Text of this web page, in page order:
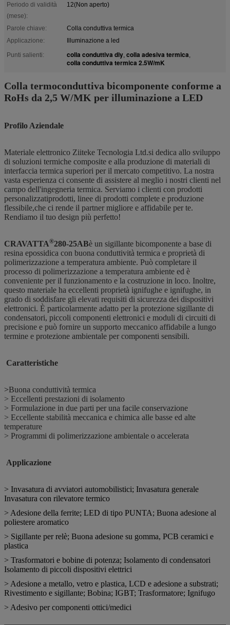
Periodo di validità
(mese):
12(Non aperto)
Parole chiave:
Colla conduttiva termica
Applicazione:
Illuminazione a led
Punti salienti:
colla conduttiva diy, colla adesiva termica,
colla conduttiva termica 2.5W/mK
Colla termoconduttiva bicomponente conforme a
RoHs da 2,5 W/MK per illuminazione a LED
Profilo Aziendale
Materiale elettronico Ziiteke Tecnologia Ltd.si dedica allo sviluppo
di soluzioni termiche composite e alla produzione di materiali di
interfaccia termica superiori per il mercato competitivo. La nostra
vasta esperienza ci consente di assistere al meglio i nostri clienti nel
campo dell'ingegneria termica. Serviamo i clienti con prodotti
personalizzatiprodotti, linee di prodotti complete e produzione
flessibile,che ci rende il partner migliore e affidabile per te.
Rendiamo il tuo design più perfetto!
CRAVATTA®280-25ABè un sigillante bicomponente a base di
resina epossidica con buona conduttività termica e proprietà di
polimerizzazione a temperatura ambiente. Può completare il
processo di polimerizzazione a temperatura ambiente ed è
conveniente per il funzionamento e la costruzione in loco. Inoltre,
questo materiale ha eccellenti proprietà ignifughe e ignifughe, in
grado di soddisfare gli elevati requisiti di sicurezza dei dispositivi
elettronici. È particolarmente adatto per la protezione sigillante di
condensatori, piccoli componenti elettronici e moduli di circuiti di
precisione e può fornire un supporto meccanico affidabile a lungo
termine e protezione ambientale per componenti sensibili.
Caratteristiche
>Buona conduttività termica
> Eccellenti prestazioni di isolamento
> Formulazione in due parti per una facile conservazione
> Eccellente stabilità meccanica e chimica alle basse ed alte
temperature
> Programmi di polimerizzazione ambientale o accelerata
Applicazione
> Invasatura di avviatori automobilistici; Invasatura generale
Invasatura con rilevatore termico
> Adesione della ferrite; LED di tipo PUNTA; Buona adesione al
poliestere aromatico
> Sigillante per relè; Buona adesione su gomma, PCB ceramici e
plastica
> Trasformatori e bobine di potenza; Isolamento di condensatori
Isolamento di piccoli dispositivi elettrici
> Adesione a metallo, vetro e plastica, LCD e adesione a substrati;
Rivestimento e sigillante; Bobina; IGBT; Trasformatore; Ignifugo
> Adesivo per componenti ottici/medici